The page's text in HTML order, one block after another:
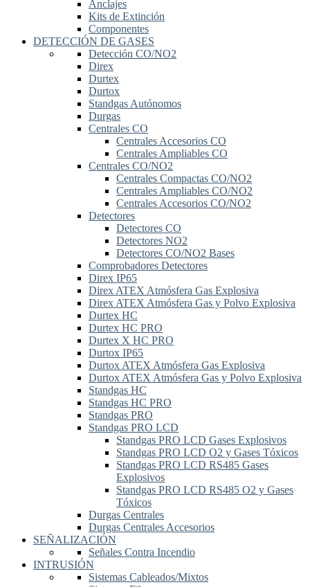
Anclajes
Kits de Extinción
Componentes
DETECCIÓN DE GASES
Detección CO/NO2
Direx
Durtex
Durtox
Standgas Autónomos
Durgas
Centrales CO
Centrales Accesorios CO
Centrales Ampliables CO
Centrales CO/NO2
Centrales Compactas CO/NO2
Centrales Ampliables CO/NO2
Centrales Accesorios CO/NO2
Detectores
Detectores CO
Detectores NO2
Detectores CO/NO2 Bases
Comprobadores Detectores
Direx IP65
Direx ATEX Atmósfera Gas Explosiva
Direx ATEX Atmósfera Gas y Polvo Explosiva
Durtex HC
Durtex HC PRO
Durtex X HC PRO
Durtox IP65
Durtox ATEX Atmósfera Gas Explosiva
Durtox ATEX Atmósfera Gas y Polvo Explosiva
Standgas HC
Standgas HC PRO
Standgas PRO
Standgas PRO LCD
Standgas PRO LCD Gases Explosivos
Standgas PRO LCD O2 y Gases Tóxicos
Standgas PRO LCD RS485 Gases
Explosivos
Standgas PRO LCD RS485 O2 y Gases
Tóxicos
Durgas Centrales
Durgas Centrales Accesorios
SEÑALIZACIÓN
Señales Contra Incendio
INTRUSIÓN
Sistemas Cableados/Mixtos